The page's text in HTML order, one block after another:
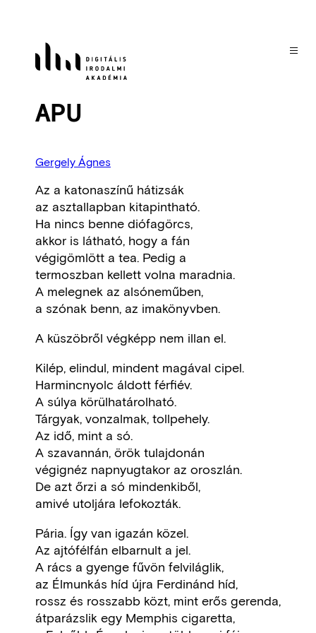
APU
Gergely Ágnes
Az a katonaszínű hátizsák
az asztallapban kitapintható.
Ha nincs benne diófagörcs,
akkor is látható, hogy a fán
végigömlött a tea. Pedig a
termoszban kellett volna maradnia.
A melegnek az alsóneműben,
a szónak benn, az imakönyvben.
A küszöbről végképp nem illan el.
Kilép, elindul, mindent magával cipel.
Harmincnyolc áldott férfiév.
A súlya körülhatárolható.
Tárgyak, vonzalmak, tollpehely.
Az idő, mint a só.
A szavannán, örök tulajdonán
végignéz napnyugtakor az oroszlán.
De azt őrzi a só mindenkiből,
amivé utoljára lefokozták.
Pária. Így van igazán közel.
Az ajtófélfán elbarnult a jel.
A rács a gyenge fűvön felviláglik,
az Élmunkás híd újra Ferdinánd híd,
rossz és rosszabb közt, mint erős gerenda,
átparázslik egy Memphis cigaretta,